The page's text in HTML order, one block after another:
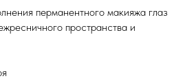
перманентного макияжа глаз
пространства и